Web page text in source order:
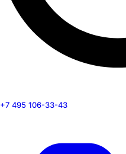
+7 495 106-33-43